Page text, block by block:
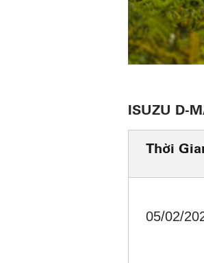
ISUZU D-
Thời
05/02/